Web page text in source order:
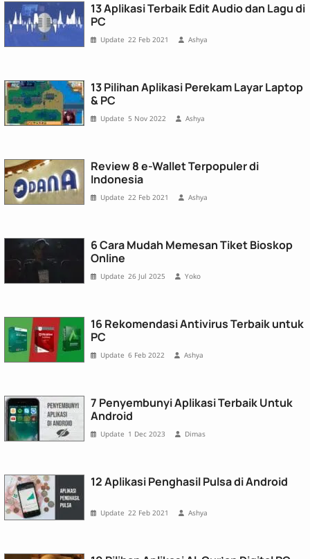
13 Aplikasi Terbaik Edit Audio dan Lagu di
PC
22 Feb 2021 Ashya
13 Pilihan Aplikasi Perekam Layar Laptop
& PC
5 Nov 2022 Ashya
Review 8 e-Wallet Terpopuler di
Indonesia
22 Feb 2021 Ashya
6 Cara Mudah Memesan Tiket Bioskop
Online
26 Jul 2025 Yoko
16 Rekomendasi Antivirus Terbaik untuk
PC
6 Feb 2022 Ashya
7 Penyembunyi Aplikasi Terbaik Untuk
Android
1 Dec 2023 Dimas
12 Aplikasi Penghasil Pulsa di Android
22 Feb 2021 Ashya